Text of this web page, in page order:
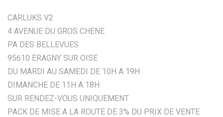
CARLUKS V2
4 AVENUE DU GROS CHENE
PA DES BELLEVUES
95610 ERAGNY SUR OISE
DU MARDI AU SAMEDI DE 10H A 19H
DIMANCHE DE 11H A 18H
SUR RENDEZ-VOUS UNIQUEMENT
PACK DE MISE A LA ROUTE DE 3% DU PRIX DE VENTE